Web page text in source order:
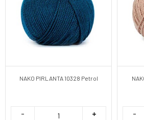
NAKO PIRLANTA 10328 Petrol